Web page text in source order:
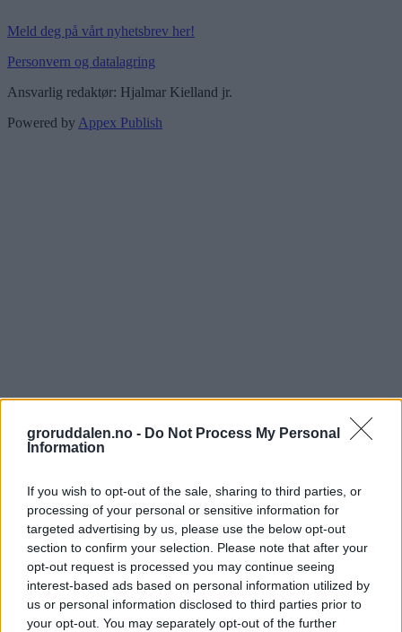
groruddalen.no - Do Not Process My Personal
Information
If you wish to opt-out of the sale, sharing to third parties, or
processing of your personal or sensitive information for
targeted advertising by us, please use the below opt-out
section to confirm your selection. Please note that after your
opt-out request is processed you may continue seeing
interest-based ads based on personal information utilized by
us or personal information disclosed to third parties prior to
your opt-out. You may separately opt-out of the further
Meld deg på vårt nyhetsbrev her!
Personvern og datalagring
Ansvarlig redaktør: Hjalmar Kielland jr.
Powered by Appex Publish